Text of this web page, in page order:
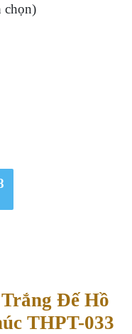
chọn)
Đế Hồ
THPT-033